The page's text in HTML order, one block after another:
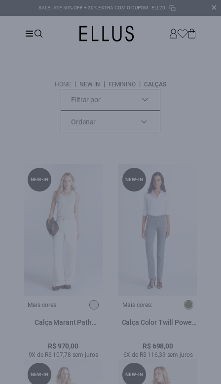
SALE | ATÉ 50% OFF + 20% EXTRA COM O CUPOM ELL20 ✕
HOME | NEW IN | FEMININO | CALÇAS
Filtrar por
Mais cores:
Calça Marant Path
R$ 970,00
9X de R$ 107,78 sem juros
NEW-IN
Mais cores:
Calça Color Twill Power
Oliva
R$ 698,00
6X de R$ 116,33 sem juros
NEW-IN
NEW-IN NEW-IN